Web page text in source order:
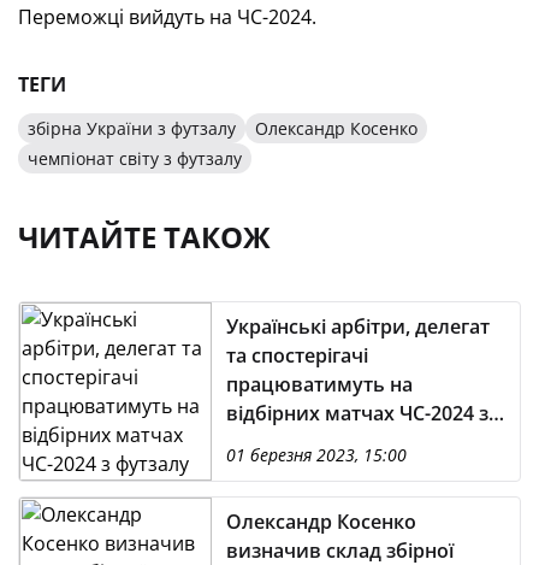
Переможці вийдуть на ЧС-2024.
ТЕГИ
збірна України з футзалу
Олександр Косенко
чемпіонат світу з футзалу
ЧИТАЙТЕ ТАКОЖ
Українські арбітри, делегат
та спостерігачі
працюватимуть на
відбірних матчах ЧС-2024 з
футзалу
01 березня 2023, 15:00
Олександр Косенко
визначив склад збірної